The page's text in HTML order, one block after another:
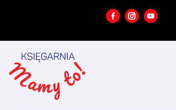
w
stopce